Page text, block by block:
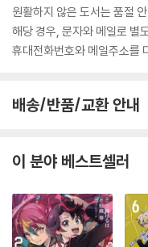
원활하지 않은 도서는 품절
해당 경우, 문자와 메일로 별
휴대전화번호와 메일주소를
배송/반품/교환 안내
이 분야 베스트셀러